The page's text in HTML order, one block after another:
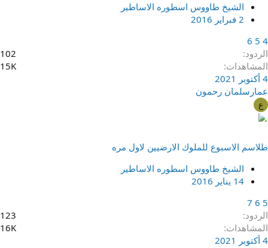
الشيخ طاووس اسطوره الاساطير
2 فبراير 2016
4
5
6
الردود
102
المشاهدات
15K
4 أكتوبر 2021
عمارسلمان رحمون
ع
طلاسم الاسبوع للملوك الارضيين لاول مره
الشيخ طاووس اسطوره الاساطير
14 يناير 2016
5
6
7
الردود
123
المشاهدات
16K
4 أكتوبر 2021